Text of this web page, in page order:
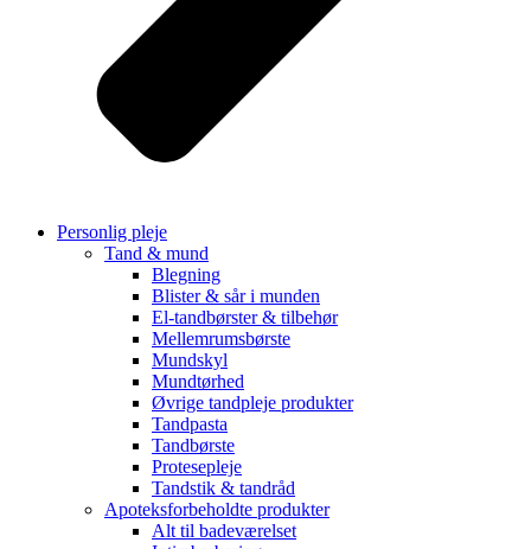
Personlig pleje
Tand & mund
Blegning
Blister & sår i munden
El-tandbørster & tilbehør
Mellemrumsbørste
Mundskyl
Mundtørhed
Øvrige tandpleje produkter
Tandpasta
Tandbørste
Protesepleje
Tandstik & tandråd
Apoteksforbeholdte produkter
Alt til badeværelset